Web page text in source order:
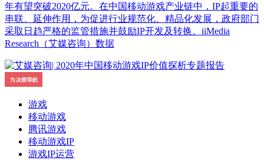
年有望突破2020亿元。在中国移动游戏产业链中，IP起重要的
串联、延伸作用，为促进行业规范化、精品化发展，政府部门
采取日趋严格的监管措施并鼓励IP开发及转换。iiMedia
Research（艾媒咨询）数据
游戏
移动游戏
腾讯游戏
移动游戏IP
游戏IP运营